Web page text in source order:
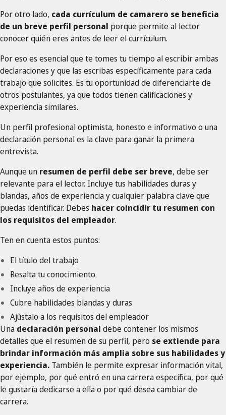
Por otro lado, cada currículum de camarero se beneficia
de un breve perfil personal porque permite al lector
conocer quién eres antes de leer el currículum.
Por eso es esencial que te tomes tu tiempo al escribir ambas
declaraciones y que las escribas específicamente para cada
trabajo que solicites. Es tu oportunidad de diferenciarte de
otros postulantes, ya que todos tienen calificaciones y
experiencia similares.
Un perfil profesional optimista, honesto e informativo o una
declaración personal es la clave para ganar la primera
entrevista.
Aunque un resumen de perfil debe ser breve, debe ser
relevante para el lector. Incluye tus habilidades duras y
blandas, años de experiencia y cualquier palabra clave que
puedas identificar. Debes hacer coincidir tu resumen con
los requisitos del empleador.
Ten en cuenta estos puntos:
El título del trabajo
Resalta tu conocimiento
Incluye años de experiencia
Cubre habilidades blandas y duras
Ajústalo a los requisitos del empleador
Una declaración personal debe contener los mismos
detalles que el resumen de su perfil, pero se extiende para
brindar información más amplia sobre sus habilidades y
experiencia. También le permite expresar información vital,
por ejemplo, por qué entró en una carrera específica, por qué
le gustaría dedicarse a ella o por qué desea cambiar de
carrera.